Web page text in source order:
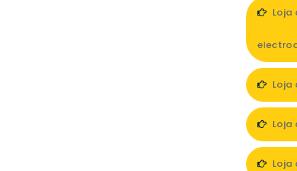
Loja
Loja
Loja
Loja